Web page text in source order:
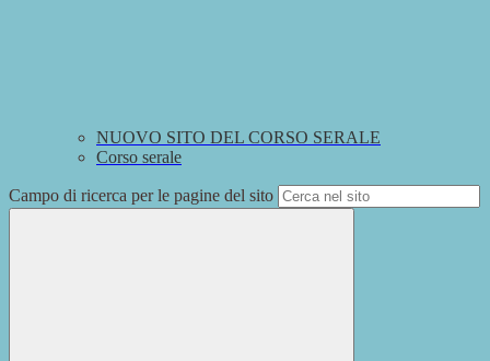
NUOVO SITO DEL CORSO SERALE
Corso serale
Campo di ricerca per le pagine del sito